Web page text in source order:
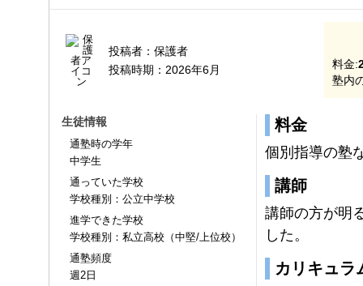
投稿者： 保護者
投稿時期： 2026年6月 料金:
塾内
生徒情報
通塾時の学年
中学生
通っていた学校
学校種別：公立中学校
進学できた学校
学校種別：私立高校（中堅/上位校）
通塾頻度
週2日
料金
個別指導の塾
講師
講師の方が明
した。
カリキュラ